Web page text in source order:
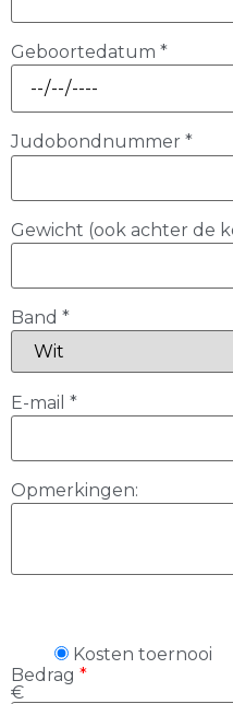
Geboortedatum *
Judobondnummer *
Gewicht (ook achter de
Band *
E-mail *
Opmerkingen:
Kosten toernooi
Bedrag *
€